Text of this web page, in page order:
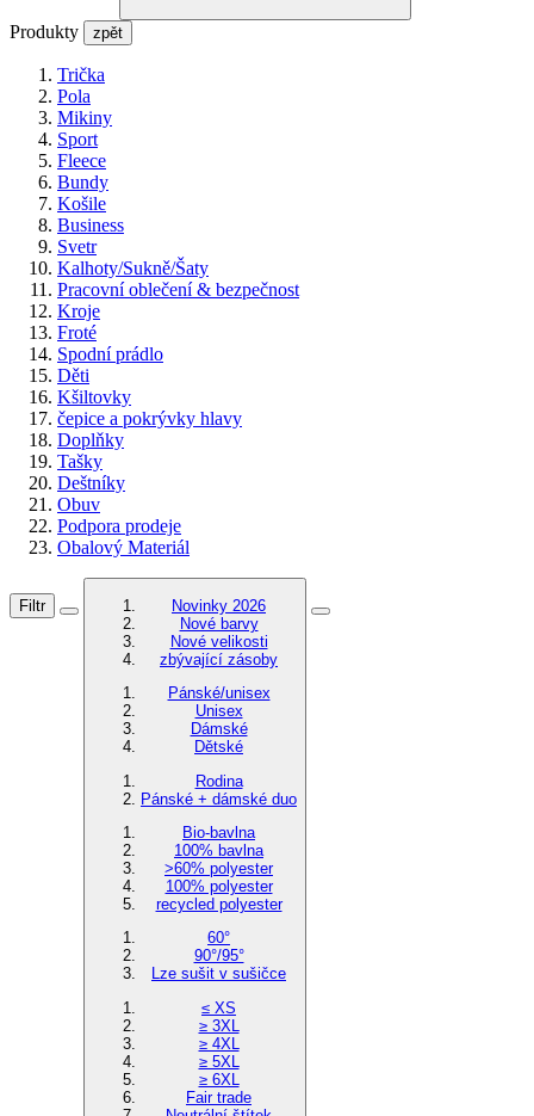
Produkty zpět
Trička
Pola
Mikiny
Sport
Fleece
Bundy
Košile
Business
Svetr
Kalhoty/Sukně/Šaty
Pracovní oblečení & bezpečnost
Kroje
Froté
Spodní prádlo
Děti
Kšiltovky
čepice a pokrývky hlavy
Doplňky
Tašky
Deštníky
Obuv
Podpora prodeje
Obalový Materiál
Filtr
Novinky 2026
Nové barvy
Nové velikosti
zbývající zásoby
Pánské/unisex
Unisex
Dámské
Dětské
Rodina
Pánské + dámské duo
Bio-bavlna
100% bavlna
>60% polyester
100% polyester
recycled polyester
60°
90°/95°
Lze sušit v sušičce
≤ XS
≥ 3XL
≥ 4XL
≥ 5XL
≥ 6XL
Fair trade